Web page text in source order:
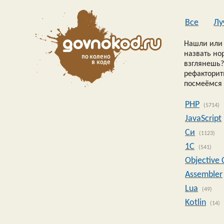
Все
Нашли или
назвать
посмеёмся
PHP (5714)
JavaScript
Си
(1123)
1C (541)
Objective
Assembler
Lua
(49)
Kotlin (14)